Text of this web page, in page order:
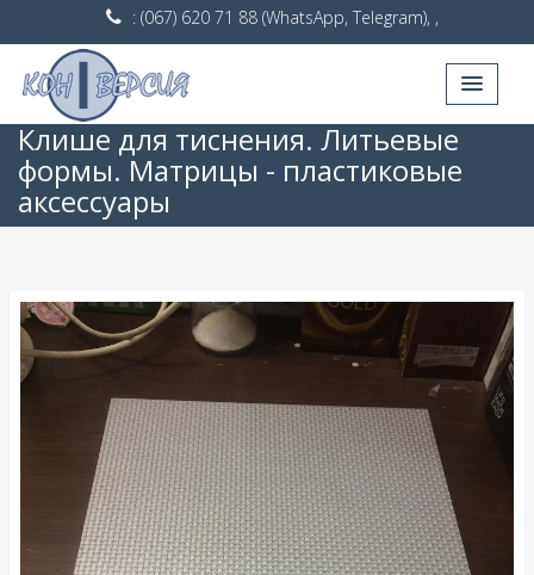
: (067) 620 71 88 (WhatsApp, Telegram), ,
Клише для тиснения. Литьевые
формы. Матрицы - пластиковые
аксессуары